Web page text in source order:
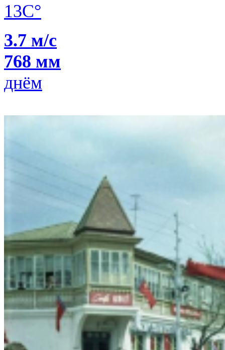
13C°
3.7 м/с
768 мм
днём